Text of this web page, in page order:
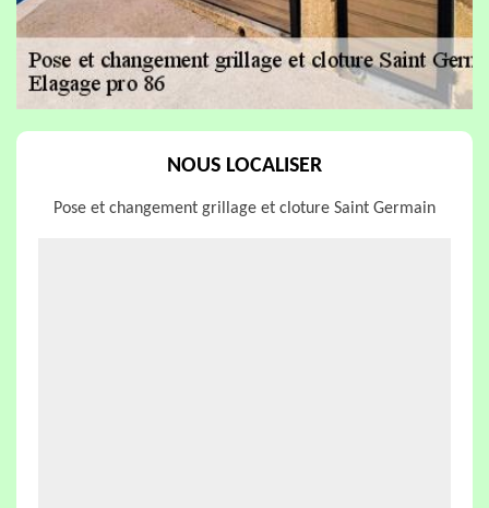
NOUS LOCALISER
Pose et changement grillage et cloture Saint Germain